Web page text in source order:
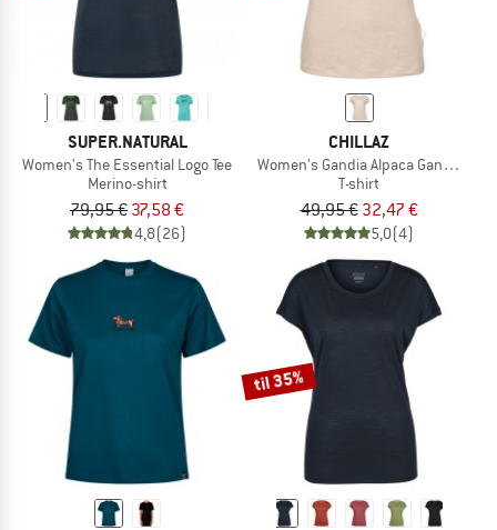
SUPER.NATURAL
Women's The Essential Logo Tee
Merino-shirt
79,95 € 37,58 €
4,8(26)
CHILLAZ
Women's Gandia Alpaca Gang Winter
T-shirt
49,95 € 32,47 €
5,0(4)
til 35%